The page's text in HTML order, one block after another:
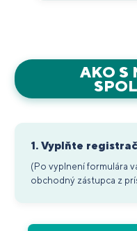
AKO S
1. Vyplňte
(Po vyplnení formulára
obchodný zástupca z